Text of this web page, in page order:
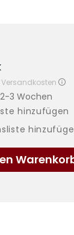
Versandkosten
3 Wochen
hinzufügen